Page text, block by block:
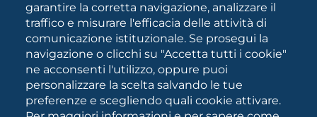
garantire la corretta navigazione, analizzare il
traffico e misurare l'efficacia delle attività di
comunicazione istituzionale. Se prosegui la
navigazione o clicchi su "Accetta tutti i cookie"
ne acconsenti l'utilizzo, oppure puoi
personalizzare la scelta salvando le tue
preferenze e scegliendo quali cookie attivare.
Manuale di identità visiva
Facts and figures
SOCIAL
MEDIA